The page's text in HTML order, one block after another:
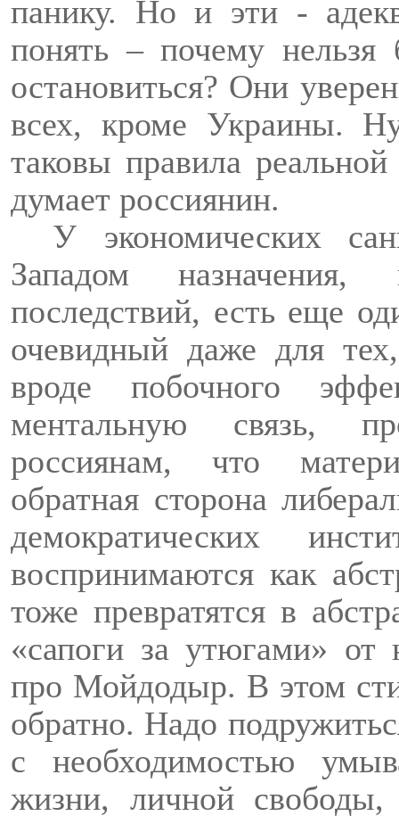
панику. Но и эти -
понять – почему
остановиться? Они
всех, кроме Украины.
таковы правила
думает россиянин.
У экономических
Западом
последствий, есть еще
очевидный даже для
вроде побочного
ментальную связь,
россиянам, что
обратная сторона
демократических
воспринимаются как
тоже превратятся в
«сапоги за утюгами» от
про Мойдодыр. В этом
обратно. Надо
с необходимостью
жизни, личной свободы,